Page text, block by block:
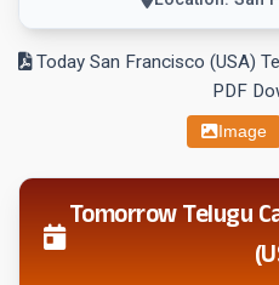
Today San Francisco (USA)
PDF
Image
Tomorrow Telugu